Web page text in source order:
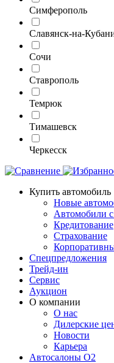
Симферополь
Славянск-на-
Сочи
Ставрополь
Темрюк
Тимашевск
Черкесск
Купить автомобиль
Новые
Автомобили
Кредитование
Страхование
Спецпредложения
Трейд-ин
Сервис
Аукцион
О компании
О нас
Дилерские
Новости
Карьера
Автосалоны O2